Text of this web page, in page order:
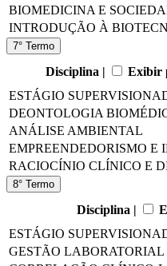
BIOMEDICINA E
INTRODUÇÃO À
7° Termo
Disciplina | Exibir
ESTÁGIO
DEONTOLOGIA
ANÁLISE AMBIENTAL
EMPREENDEDORISMO E
RACIOCÍNIO CLÍNICO E
8° Termo
Disciplina |
ESTÁGIO
GESTÃO LABORATORIAL